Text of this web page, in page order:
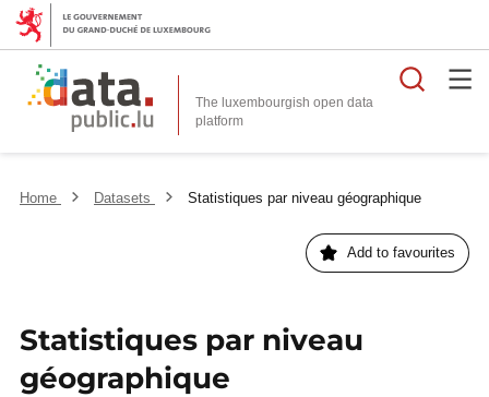
The luxembourgish open data
platform
Home Datasets Statistiques par niveau géographique
Add to favourites
Statistiques par niveau
géographique